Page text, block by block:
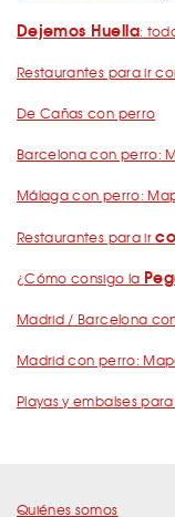
Dejemos Huella:
Restaurantes para ir
De Cañas con perro
Barcelona con perro:
Málaga con perro:
Restaurantes para ir
¿Cómo consigo la
Madrid / Barcelona
Madrid con perro:
Playas y embalses
Quiénes somos